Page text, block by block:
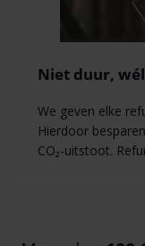
Niet duur,
We geven elke
Hierdoor
CO₂-uitstoot.